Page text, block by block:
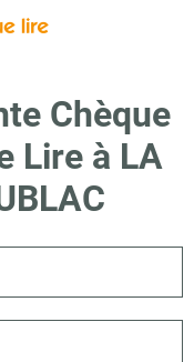
Chèque
Lire à LA